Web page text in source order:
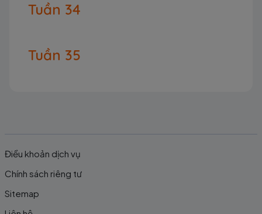
Tuần 34
Tuần 35
Điều khoản dịch vụ
Chính sách riêng tư
Sitemap